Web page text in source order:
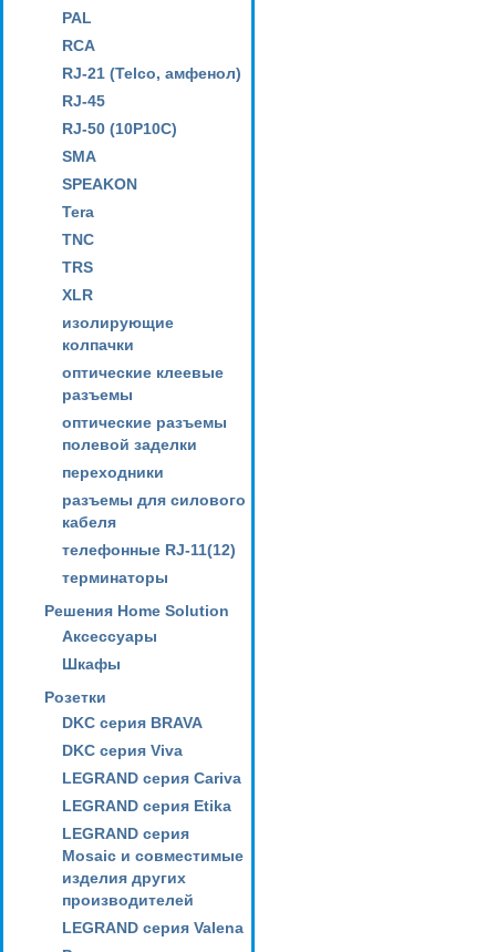
PAL
RCA
RJ-21 (Telco, амфенол)
RJ-45
RJ-50 (10P10C)
SMA
SPEAKON
Tera
TNC
TRS
XLR
изолирующие
колпачки
оптические клеевые
разъемы
оптические разъемы
полевой заделки
переходники
разъемы для силового
кабеля
телефонные RJ-11(12)
терминаторы
Решения Home Solution
Аксессуары
Шкафы
Розетки
DKC серия BRAVA
DKC серия Viva
LEGRAND серия Cariva
LEGRAND серия Etika
LEGRAND серия
Mosaic и совместимые
изделия других
производителей
LEGRAND серия Valena